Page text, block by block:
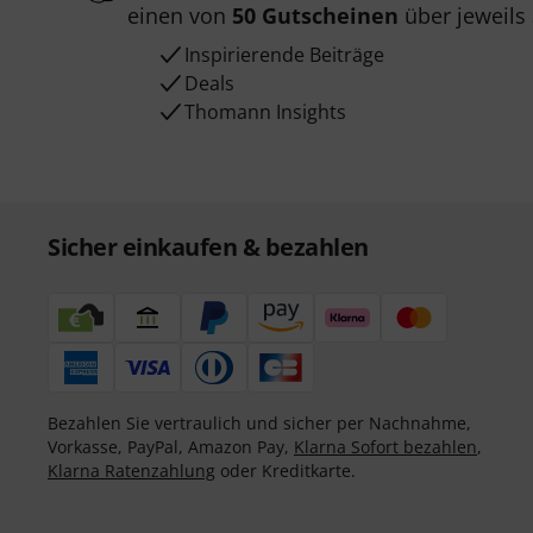
einen von 50 Gutscheinen über jeweils
Inspirierende Beiträge
Deals
Thomann Insights
Sicher einkaufen & bezahlen
Bezahlen Sie vertraulich und sicher per Nachnahme,
Vorkasse, PayPal, Amazon Pay, Klarna Sofort bezahlen,
Klarna Ratenzahlung oder Kreditkarte.